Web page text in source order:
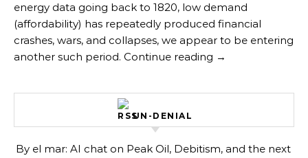
energy data going back to 1820, low demand
(affordability) has repeatedly produced financial
crashes, wars, and collapses, we appear to be entering
another such period. Continue reading →
UN-DENIAL
By el mar: AI chat on Peak Oil, Debitism, and the next